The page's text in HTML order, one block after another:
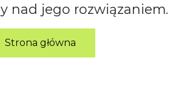
nad jego rozwiązaniem.
Strona główna